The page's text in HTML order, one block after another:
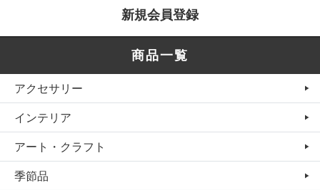
新規会員登録
商品一覧
アクセサリー
インテリア
アート・クラフト
季節品